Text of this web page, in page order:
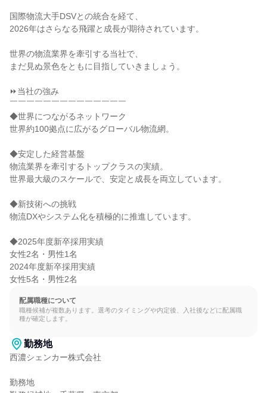
国際物流大手DSVとの統合を経て、
2026年はさらなる飛躍と成長が期待されています。
世界の物流業界を牽引する当社で、
まだ見ぬ景色をともに目指していきましょう。
⏩当社の強み
￣￣￣￣￣￣￣￣￣￣￣￣￣￣
◆世界につながるネットワーク
世界約100拠点に広がるグローバル物流網。
◆安定した経営基盤
物流業界を牽引するトップクラスの実績。
世界最大級のスケールで、安定と成長を両立しています。
◆新技術への挑戦
物流DXやシステム化を積極的に推進しています。
◆2025年度新卒採用実績
女性2名・男性1名
2024年度新卒採用実績
女性5名・男性2名
配属職種について
職種候補が複数あります。選考のタイミングや内定後、入社後などに配属職
種が確定します。
勤務地
西濃シェンカー株式会社
勤務地